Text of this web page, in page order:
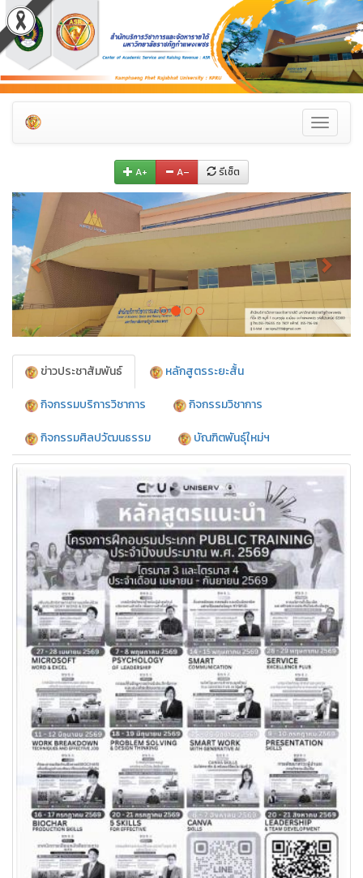
Toggle
A+ A– รีเซ็ต
Previous Next
ข่าวประชาสัมพันธ์
หลักสูตรระยะสั้น
กิจกรรมบริการวิชาการ
กิจกรรมวิชาการ
กิจกรรมศิลปวัฒนธรรม
บัณฑิตพันธุ์ใหม่ฯ